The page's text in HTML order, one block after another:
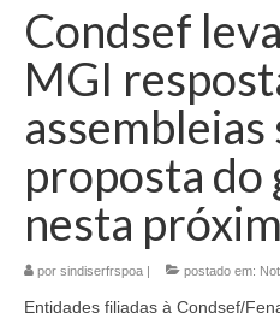
Condsef
MGI
assembleias
proposta do
nesta
por sindiserfrspoa | postado em:
Entidades filiadas à Condsef/